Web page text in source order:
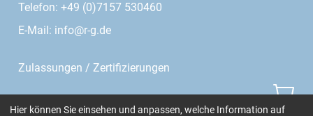
Telefon: +49 (0)7157 530460
E-Mail: info@r-g.de
Zulassungen / Zertifizierungen
Aero
Hier können Sie einsehen und anpassen, welche Information auf